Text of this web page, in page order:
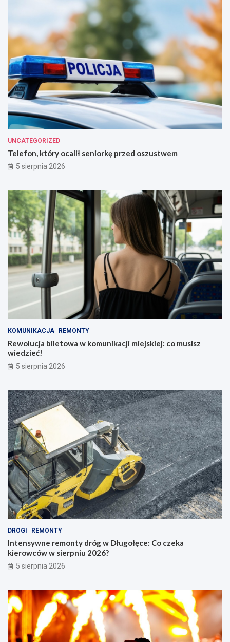
UNCATEGORIZED
Telefon, który ocalił seniorkę przed oszustwem
5 sierpnia 2026
KOMUNIKACJA REMONTY
Rewolucja biletowa w komunikacji miejskiej: co musisz
wiedzieć!
5 sierpnia 2026
DROGI REMONTY
Intensywne remonty dróg w Długołęce: Co czeka
kierowców w sierpniu 2026?
5 sierpnia 2026